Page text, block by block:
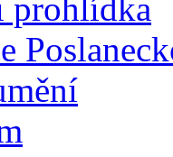
prohlídka